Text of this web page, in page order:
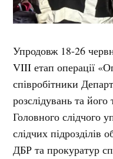
Упродовж 18-26
VIII етап операції
співробітники
розслідувань та
Головного слідчого
слідчих підрозділів
ДБР та прокуратур